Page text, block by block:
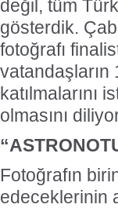
değil, tüm
gösterdik.
fotoğrafı
katılmalarını
olmasını
Fotoğrafın
edeceklerinin